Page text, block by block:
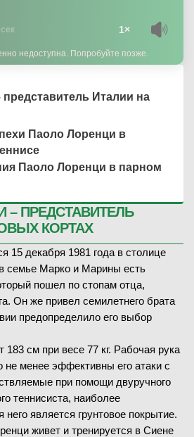
1×
недоступна. Попробуйте позже.
Италии на
Паоло Лоренци в
Паоло Лоренци в парном
– ПРЕДСТАВИТЕЛЬ
КОРТАХ
15 декабря 1981 года в столице
семье Марко и Марины есть
пошел по стопам отца,
Он же привел семилетнего брата
предопределило его выбор
183 см при весе 77 кг. Рабочая рука
не менее эффективны его атаки с
при помощи двуручного
теннисиста, наиболее
является грунтовое покрытие.
живет и тренируется в Сиене